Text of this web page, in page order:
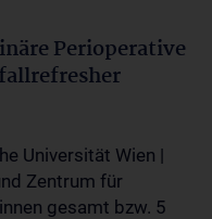
Perioperative
Universität Wien |
Zentrum für
gesamt bzw. 5